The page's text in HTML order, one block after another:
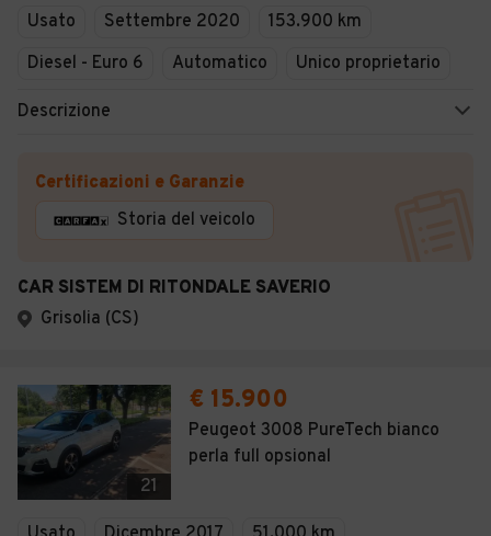
Usato Settembre 2020
153.900 km
Diesel - Euro 6
Automatico Unico proprietario
Descrizione
Certificazioni e Garanzie
Storia del veicolo
CAR SISTEM DI RITONDALE SAVERIO
Grisolia (CS)
21
€ 15.900
Peugeot 3008 PureTech bianco
perla full opsional